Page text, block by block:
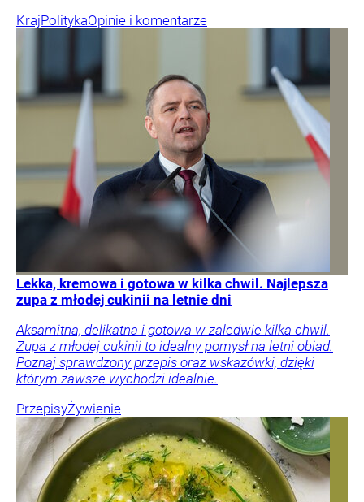
KrajPolitykaOpinie i komentarze
Lekka, kremowa i gotowa w kilka chwil. Najlepsza
zupa z młodej cukinii na letnie dni
Aksamitna, delikatna i gotowa w zaledwie kilka chwil.
Zupa z młodej cukinii to idealny pomysł na letni obiad.
Poznaj sprawdzony przepis oraz wskazówki, dzięki
którym zawsze wychodzi idealnie.
PrzepisyŻywienie